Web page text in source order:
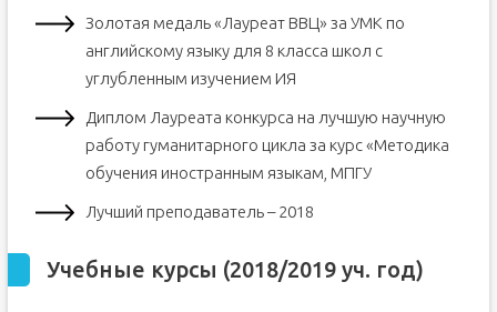
Золотая медаль «Лауреат ВВЦ» за УМК по
английскому языку для 8 класса школ с
углубленным изучением ИЯ
Диплом Лауреата конкурса на лучшую научную
работу гуманитарного цикла за курс «Методика
обучения иностранным языкам, МПГУ
Лучший преподаватель – 2018
Учебные курсы (2018/2019 уч. год)